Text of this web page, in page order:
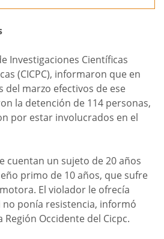
Investigaciones Científicas
(CICPC), informaron que en
del marzo efectivos de ese
la detención de 114 personas,
por estar involucrados en el
cuentan un sujeto de 20 años
primo de 10 años, que sufre
El violador le ofrecía
ponía resistencia, informó
Región Occidente del Cicpc.